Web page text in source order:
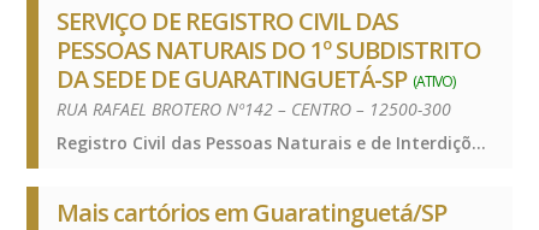
SERVIÇO DE REGISTRO CIVIL DAS
PESSOAS NATURAIS DO 1º SUBDISTRITO
DA SEDE DE GUARATINGUETÁ-SP (ATIVO)
RUA RAFAEL BROTERO Nº142 – CENTRO – 12500-300
Registro Civil das Pessoas Naturais e de Interdições e Tutelas, Registro Civil das Pessoas Naturais e de Interdições e Tutelas, Registro Civil das Pessoas Naturais e de Interdições e Tutelas
Mais cartórios em Guaratinguetá/SP